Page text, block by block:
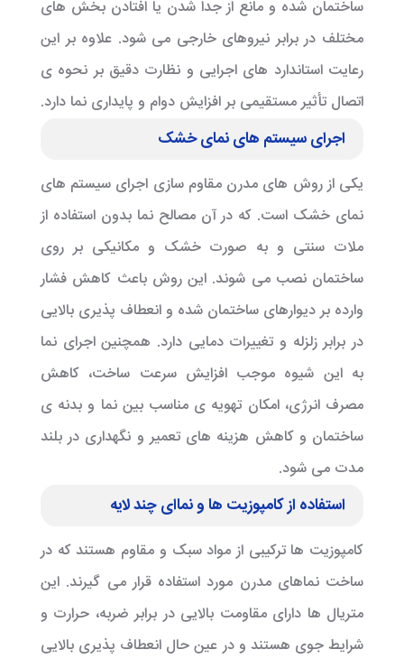
ساختمان شده و مانع از جدا شدن یا افتادن بخش های
مختلف در برابر نیروهای خارجی می شود. علاوه بر این
رعایت استاندارد های اجرایی و نظارت دقیق بر نحوه ی
اتصال تأثیر مستقیمی بر افزایش دوام و پایداری نما دارد.
اجرای سیستم های نمای خشک
یکی از روش های مدرن مقاوم سازی اجرای سیستم های
نمای خشک است. که در آن مصالح نما بدون استفاده از
ملات سنتی و به صورت خشک و مکانیکی بر روی
ساختمان نصب می شوند. این روش باعث کاهش فشار
وارده بر دیوارهای ساختمان شده و انعطاف پذیری بالایی
در برابر زلزله و تغییرات دمایی دارد. همچنین اجرای نما
به این شیوه موجب افزایش سرعت ساخت، کاهش
مصرف انرژی، امکان تهویه ی مناسب بین نما و بدنه ی
ساختمان و کاهش هزینه های تعمیر و نگهداری در بلند
مدت می شود.
استفاده از کامپوزیت ها و نماای چند لایه
کامپوزیت ها ترکیبی از مواد سبک و مقاوم هستند که در
ساخت نماهای مدرن مورد استفاده قرار می گیرند. این
متریال ها دارای مقاومت بالایی در برابر ضربه، حرارت و
شرایط جوی هستند و در عین حال انعطاف پذیری بالایی